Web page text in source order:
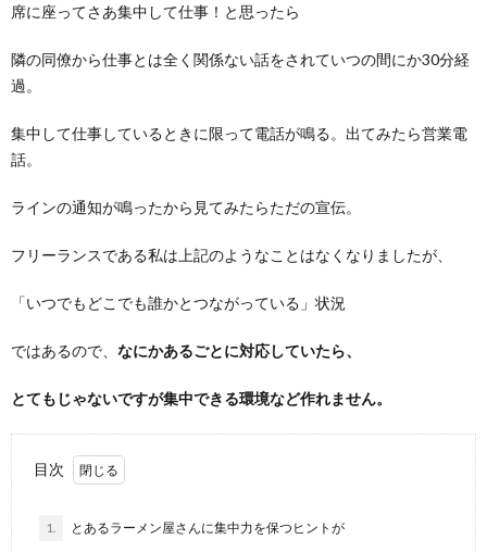
席に座ってさあ集中して仕事！と思ったら
隣の同僚から仕事とは全く関係ない話をされていつの間にか30分経
過。
集中して仕事しているときに限って電話が鳴る。出てみたら営業電
話。
ラインの通知が鳴ったから見てみたらただの宣伝。
フリーランスである私は上記のようなことはなくなりましたが、
「いつでもどこでも誰かとつながっている」状況
ではあるので、 なにかあるごとに対応していたら、
とてもじゃないですが集中できる環境など作れません。
目次
1. とあるラーメン屋さんに集中力を保つヒントが